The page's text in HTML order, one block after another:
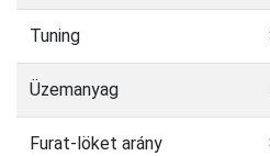
Tuning
Üzemanyag
Furat-löket arány